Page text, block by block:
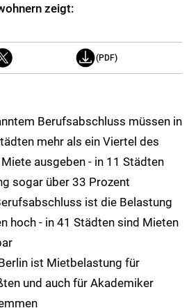
zeigt:
(PDF)
Berufsabschluss müssen in
mehr als ein Viertel des
ausgeben - in 11 Städten
sogar über 33 Prozent
ist die Belastung
hoch - in 41 Städten sind Mieten
ist Mietbelastung für
und auch für Akademiker